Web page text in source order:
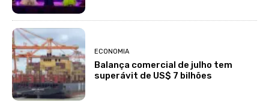
ECONOMIA
Balança comercial de julho tem
superávit de US$ 7 bilhões